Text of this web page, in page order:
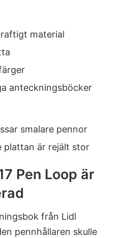
material
anteckningsböcker
smalare pennor
plattan är rejält stor
Pen Loop är
från Lidl
pennhållaren skulle